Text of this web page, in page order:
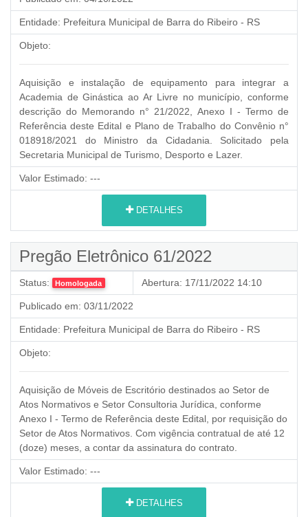
Entidade: Prefeitura Municipal de Barra do Ribeiro - RS
Objeto:
Aquisição e instalação de equipamento para integrar a
Academia de Ginástica ao Ar Livre no município, conforme
descrição do Memorando n° 21/2022, Anexo I - Termo de
Referência deste Edital e Plano de Trabalho do Convênio n°
018918/2021 do Ministro da Cidadania. Solicitado pela
Secretaria Municipal de Turismo, Desporto e Lazer.
Valor Estimado: ---
DETALHES
Pregão Eletrônico 61/2022
Status: Homologada Abertura: 17/11/2022 14:10
Publicado em: 03/11/2022
Entidade: Prefeitura Municipal de Barra do Ribeiro - RS
Objeto:
Aquisição de Móveis de Escritório destinados ao Setor de
Atos Normativos e Setor Consultoria Jurídica, conforme
Anexo I - Termo de Referência deste Edital, por requisição do
Setor de Atos Normativos. Com vigência contratual de até 12
(doze) meses, a contar da assinatura do contrato.
Valor Estimado: ---
DETALHES